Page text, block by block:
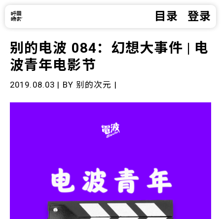
目录 登录
别的电波 084：幻想大事件 | 电
波青年电影节
2019.08.03 | BY 别的次元 |